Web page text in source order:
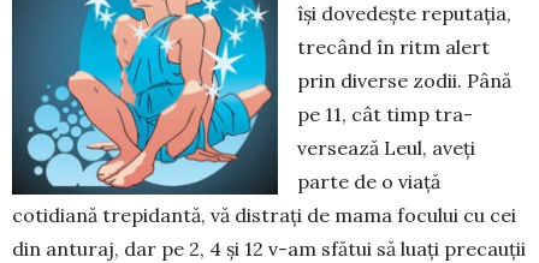
își dove­dește repu­ta­ția,
trecând în ritm alert
prin di­ver­se zodii. Până
pe 11, cât timp tra­
versează Leul, aveți
parte de o viață
cotidiană trepidantă, vă dis­trați de mama focului cu cei
din an­tu­raj, dar pe 2, 4 și 12 v-am sfătui să luați precauții